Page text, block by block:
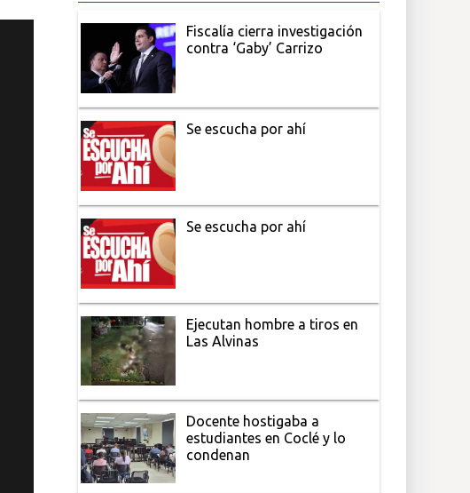
Fiscalía cierra investigación
contra ‘Gaby’ Carrizo
Se escucha por ahí
Se escucha por ahí
Ejecutan hombre a tiros en
Las Alvinas
Docente hostigaba a
estudiantes en Coclé y lo
condenan